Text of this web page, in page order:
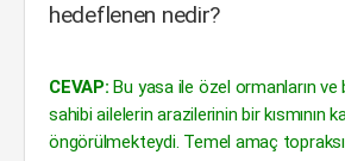
hedeflenen nedir?
CEVAP: Bu yasa ile özel ormanların
sahibi ailelerin arazilerinin bir kısmının
öngörülmekteydi. Temel amaç